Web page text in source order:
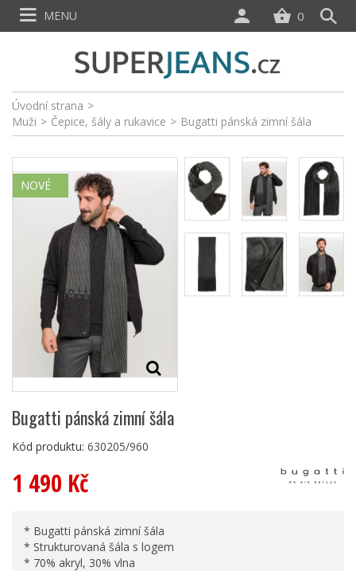
Úvodní strana >
Muži > Čepice, šály a rukavice > Bugatti pánská zimní šála
NOVÉ
Bugatti pánská zimní šála
Kód produktu: 630205/960
1 490 Kč
* Bugatti pánská zimní šála
* Strukturovaná šála s logem
* 70% akryl, 30% vlna
0
MENU